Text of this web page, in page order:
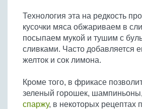
Технология эта на редкость
кусочки мяса обжариваем в
посыпаем мукой и тушим с
сливками. Часто добавляется
желток и сок лимона.
Кроме того, в фрикасе
зеленый горошек, шампиньоны,
спаржу, в некоторых рецептах